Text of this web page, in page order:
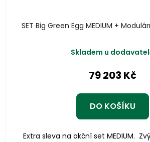
SET Big Green Egg MEDIUM +
Skladem u
79 203 Kč
DO KOŠÍKU
Extra sleva na akční set MEDIUM.